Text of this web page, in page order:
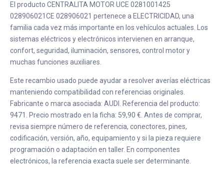
El producto CENTRALITA MOTOR UCE 0281001425
028906021CE 028906021 pertenece a ELECTRICIDAD, una
familia cada vez más importante en los vehículos actuales. Los
sistemas eléctricos y electrónicos intervienen en arranque,
confort, seguridad, iluminación, sensores, control motor y
muchas funciones auxiliares.
Este recambio usado puede ayudar a resolver averías eléctricas
manteniendo compatibilidad con referencias originales.
Fabricante o marca asociada: AUDI. Referencia del producto:
9471. Precio mostrado en la ficha: 59,90 €. Antes de comprar,
revisa siempre número de referencia, conectores, pines,
codificación, versión, año, equipamiento y si la pieza requiere
programación o adaptación en taller. En componentes
electrónicos, la referencia exacta suele ser determinante.